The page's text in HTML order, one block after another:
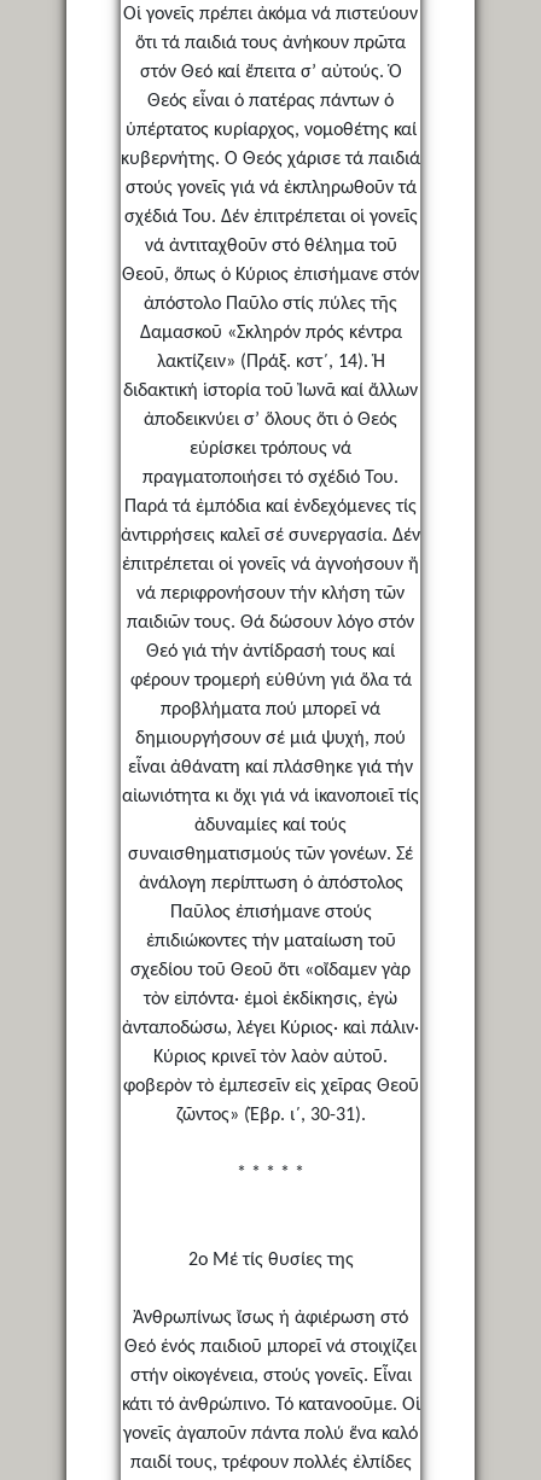
Οἱ γονεῖς πρέπει ἀκόμα νά πιστεύουν
ὅτι τά παιδιά τους ἀνήκουν πρῶτα
στόν Θεό καί ἔπειτα σ’ αὐτούς. Ὁ
Θεός εἶναι ὁ πατέρας πάντων ὁ
ὑπέρτατος κυρίαρχος, νομοθέτης καί
κυβερνήτης. Ὁ Θεός χάρισε τά παιδιά
στούς γονεῖς γιά νά ἐκπληρωθοῦν τά
σχέδιά Του. Δέν ἐπιτρέπεται οἱ γονεῖς
νά ἀντιταχθοῦν στό θέλημα τοῦ
Θεοῦ, ὅπως ὁ Κύριος ἐπισήμανε στόν
ἀπόστολο Παῦλο στίς πύλες τῆς
Δαμασκοῦ «Σκληρόν πρός κέντρα
λακτίζειν» (Πράξ. κστ΄, 14). Ἡ
διδακτική ἱστορία τοῦ Ἰωνᾶ καί ἄλλων
ἀποδεικνύει σ’ ὅλους ὅτι ὁ Θεός
εὑρίσκει τρόπους νά
πραγματοποιήσει τό σχέδιό Του.
Παρά τά ἐμπόδια καί ἐνδεχόμενες τίς
ἀντιρρήσεις καλεῖ σέ συνεργασία. Δέν
ἐπιτρέπεται οἱ γονεῖς νά ἀγνοήσουν ἤ
νά περιφρονήσουν τήν κλήση τῶν
παιδιῶν τους. Θά δώσουν λόγο στόν
Θεό γιά τήν ἀντίδρασή τους καί
φέρουν τρομερή εὐθύνη γιά ὅλα τά
προβλήματα πού μπορεῖ νά
δημιουργήσουν σέ μιά ψυχή, πού
εἶναι ἀθάνατη καί πλάσθηκε γιά τήν
αἰωνιότητα κι ὄχι γιά νά ἱκανοποιεῖ τίς
ἀδυναμίες καί τούς
συναισθηματισμούς τῶν γονέων. Σέ
ἀνάλογη περίπτωση ὁ ἀπόστολος
Παῦλος ἐπισήμανε στούς
ἐπιδιώκοντες τήν ματαίωση τοῦ
σχεδίου τοῦ Θεοῦ ὅτι «οἴδαμεν γὰρ
τὸν εἰπόντα· ἐμοὶ ἐκδίκησις, ἐγὼ
ἀνταποδώσω, λέγει Κύριος· καὶ πάλιν·
Κύριος κρινεῖ τὸν λαὸν αὐτοῦ.
φοβερὸν τὸ ἐμπεσεῖν εἰς χεῖρας Θεοῦ
ζῶντος» (Ἑβρ. ι΄, 30-31).
* * * * *
2ο Μέ τίς θυσίες της
Ἀνθρωπίνως ἴσως ἡ ἀφιέρωση στό
Θεό ἑνός παιδιοῦ μπορεῖ νά στοιχίζει
στήν οἰκογένεια, στούς γονεῖς. Εἶναι
κάτι τό ἀνθρώπινο. Τό κατανοοῦμε. Οἱ
γονεῖς ἀγαποῦν πάντα πολύ ἕνα καλό
παιδί τους, τρέφουν πολλές ἐλπίδες